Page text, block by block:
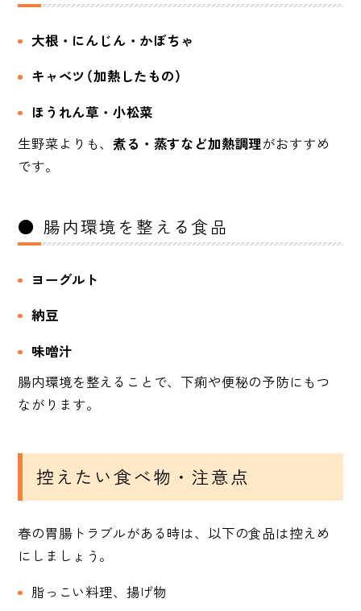
大根・にんじん・かぼちゃ
キャベツ（加熱したもの）
ほうれん草・小松菜
生野菜よりも、煮る・蒸すなど加熱調理がおすすめ
です。
● 腸内環境を整える食品
ヨーグルト
納豆
味噌汁
腸内環境を整えることで、下痢や便秘の予防にもつ
ながります。
控えたい食べ物・注意点
春の胃腸トラブルがある時は、以下の食品は控えめ
にしましょう。
脂っこい料理、揚げ物